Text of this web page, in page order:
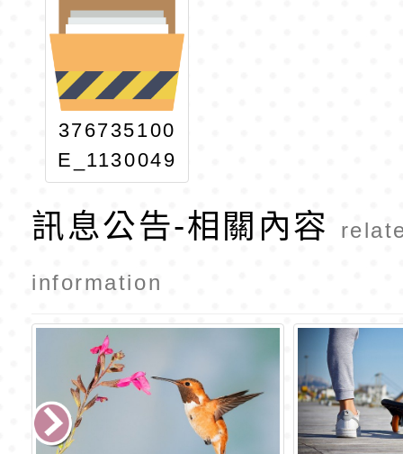
376735100
E_1130049
0361_ATTA
CH1
訊息公告-相關內容
information